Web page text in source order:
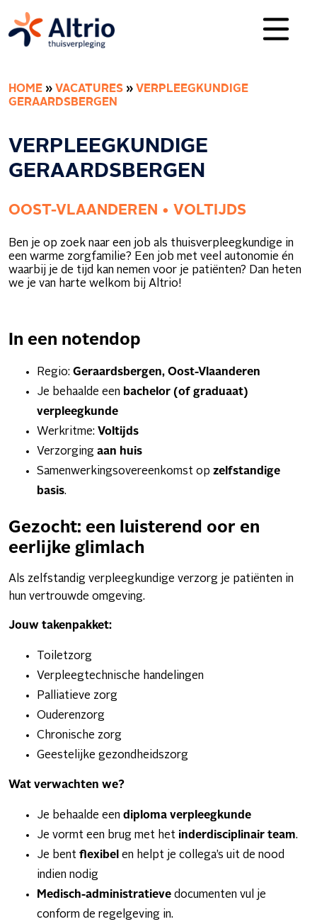
HOME » VACATURES » VERPLEEGKUNDIGE
GERAARDSBERGEN
VERPLEEGKUNDIGE
GERAARDSBERGEN
OOST-VLAANDEREN • VOLTIJDS
Ben je op zoek naar een job als thuisverpleegkundige in
een warme zorgfamilie? Een job met veel autonomie én
waarbij je de tijd kan nemen voor je patiënten? Dan heten
we je van harte welkom bij Altrio!
In een notendop
Regio: Geraardsbergen, Oost-Vlaanderen
Je behaalde een bachelor (of graduaat)
verpleegkunde
Werkritme: Voltijds
Verzorging aan huis
Samenwerkingsovereenkomst op zelfstandige
basis.
Gezocht: een luisterend oor en
eerlijke glimlach
Als zelfstandig verpleegkundige verzorg je patiënten in
hun vertrouwde omgeving.
Jouw takenpakket:
Toiletzorg
Verpleegtechnische handelingen
Palliatieve zorg
Ouderenzorg
Chronische zorg
Geestelijke gezondheidszorg
Wat verwachten we?
Je behaalde een diploma verpleegkunde
Je vormt een brug met het inderdisciplinair team.
Je bent flexibel en helpt je collega’s uit de nood
indien nodig
Medisch-administratieve documenten vul je
conform de regelgeving in.